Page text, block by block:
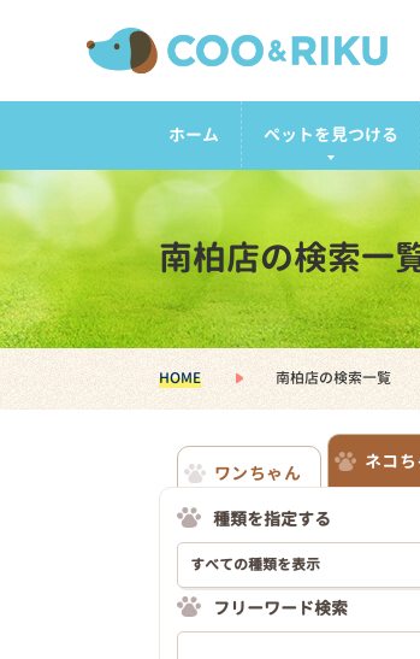
ホーム ペットを見つける
南柏店の検索一
HOME 南柏店の検索一覧
ワンちゃん
ネコ
種類を指定する
フリーワード検索